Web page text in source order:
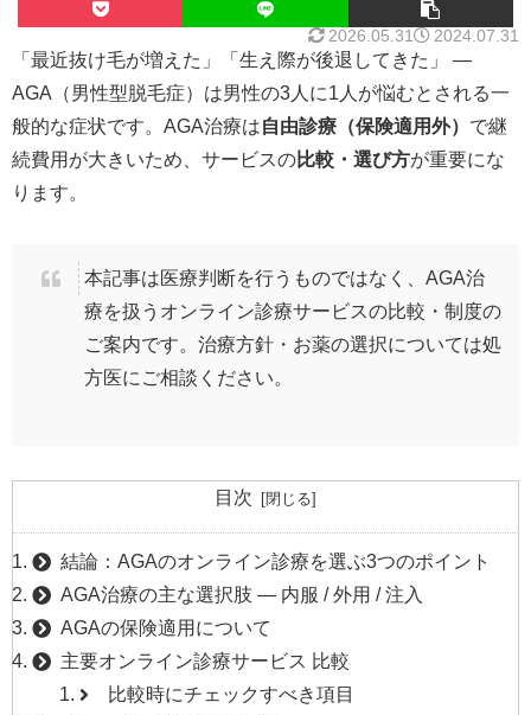
2024.07.31
2026.05.31
「最近抜け毛が増えた」「生え際が後退してきた」 —
AGA（男性型脱毛症）は男性の3人に1人が悩むとされる一
般的な症状です。AGA治療は自由診療（保険適用外） で継
続費用が大きいため、サービスの比較・選び方が重要にな
ります。
本記事は医療判断を行うものではなく、AGA治
療を扱うオンライン診療サービスの比較・制度の
ご案内です。治療方針・お薬の選択については処
方医にご相談ください。
目次
結論：AGAのオンライン診療を選ぶ3つのポイント
AGA治療の主な選択肢 — 内服 / 外用 / 注入
AGAの保険適用について
主要オンライン診療サービス 比較
比較時にチェックすべき項目